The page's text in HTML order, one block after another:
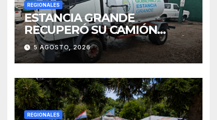
REGIONALES
ESTANCIA GRANDE
RECUPERÓ SU CAMIÓN
ATMOSFÉRICO Y MEJORARÁ
EL SERVICIO DE
SANEAMIENTO PARA LOS
VECINOS
5 AGOSTO, 2026
REGIONALES